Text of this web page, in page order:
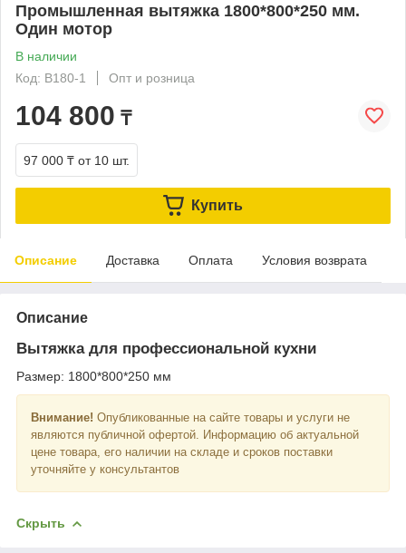
Промышленная вытяжка 1800*800*250 мм.
Один мотор
В наличии
Код: B180-1
Опт и розница
104 800 ₸
97 000 ₸ от 10 шт.
Купить
Описание Доставка Оплата Условия возврата
Описание
Вытяжка для профессиональной кухни
Размер: 1800*800*250 мм
Внимание! Опубликованные на сайте товары и услуги не
являются публичной офертой. Информацию об актуальной
цене товара, его наличии на складе и сроков поставки
уточняйте у консультантов
Скрыть